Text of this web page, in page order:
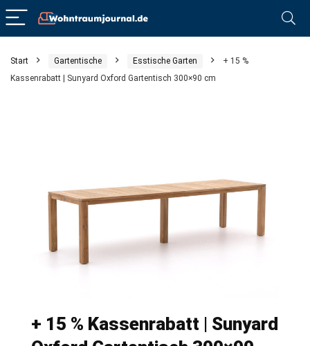
Start Gartentische Esstische Garten
+ 15 %
Kassenrabatt | Sunyard Oxford Gartentisch 300×90 cm
+ 15 % Kassenrabatt | Sunyard